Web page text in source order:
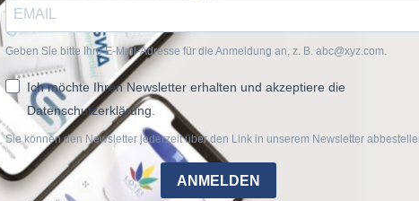
Geben Sie bitte Ihre E-Mail-Adresse für die Anmeldung an, z. B. abc@xyz.com.
Ich möchte Ihren Newsletter erhalten und akzeptiere die
Datenschutzerklärung.
Sie können den Newsletter jederzeit über den Link in unserem Newsletter
ANMELDEN